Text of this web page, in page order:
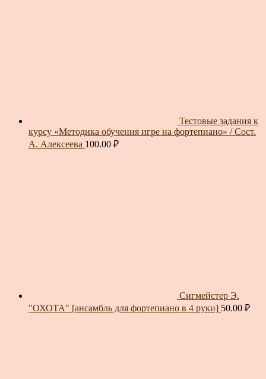
Тестовые задания к
курсу «Методика обучения игре на фортепиано» / Сост.
А. Алексеева 100.00 ₽
Сигмейстер Э.
"ОХОТА" [ансамбль для фортепиано в 4 руки] 50.00 ₽